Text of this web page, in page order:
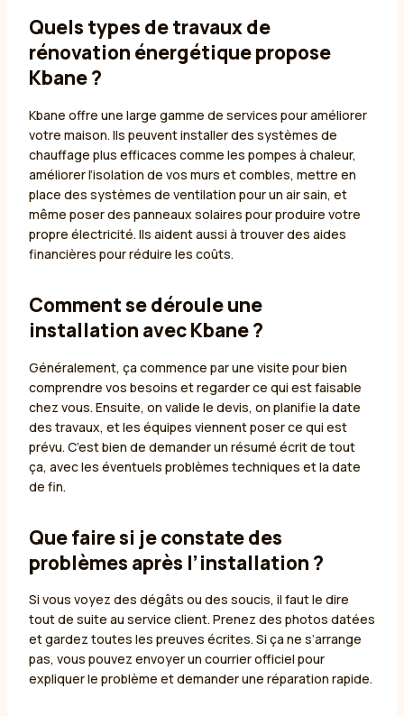
Quels types de travaux de
rénovation énergétique propose
Kbane ?
Kbane offre une large gamme de services pour améliorer
votre maison. Ils peuvent installer des systèmes de
chauffage plus efficaces comme les pompes à chaleur,
améliorer l’isolation de vos murs et combles, mettre en
place des systèmes de ventilation pour un air sain, et
même poser des panneaux solaires pour produire votre
propre électricité. Ils aident aussi à trouver des aides
financières pour réduire les coûts.
Comment se déroule une
installation avec Kbane ?
Généralement, ça commence par une visite pour bien
comprendre vos besoins et regarder ce qui est faisable
chez vous. Ensuite, on valide le devis, on planifie la date
des travaux, et les équipes viennent poser ce qui est
prévu. C’est bien de demander un résumé écrit de tout
ça, avec les éventuels problèmes techniques et la date
de fin.
Que faire si je constate des
problèmes après l’installation ?
Si vous voyez des dégâts ou des soucis, il faut le dire
tout de suite au service client. Prenez des photos datées
et gardez toutes les preuves écrites. Si ça ne s’arrange
pas, vous pouvez envoyer un courrier officiel pour
expliquer le problème et demander une réparation rapide.